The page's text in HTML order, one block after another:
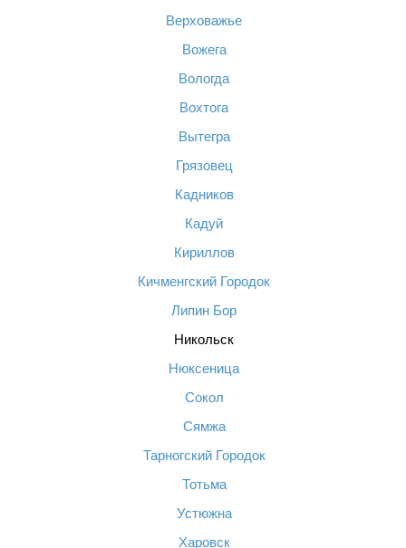
Верховажье
Вожега
Вологда
Вохтога
Вытегра
Грязовец
Кадников
Кадуй
Кириллов
Кичменгский Городок
Липин Бор
Никольск
Нюксеница
Сокол
Сямжа
Тарногский Городок
Тотьма
Устюжна
Харовск